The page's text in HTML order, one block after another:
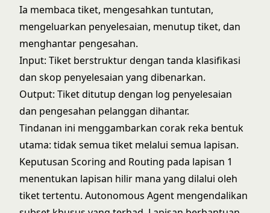
Ia membaca tiket, mengesahkan tuntutan,
mengeluarkan penyelesaian, menutup tiket, dan
menghantar pengesahan.
Input: Tiket berstruktur dengan tanda klasifikasi
dan skop penyelesaian yang dibenarkan.
Output: Tiket ditutup dengan log penyelesaian
dan pengesahan pelanggan dihantar.
Tindanan ini menggambarkan corak reka bentuk
utama: tidak semua tiket melalui semua lapisan.
Keputusan Scoring and Routing pada lapisan 1
menentukan lapisan hilir mana yang dilalui oleh
tiket tertentu. Autonomous Agent mengendalikan